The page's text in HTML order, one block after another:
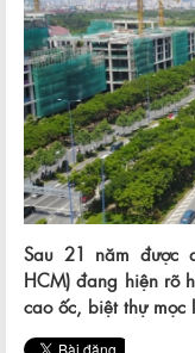
Sau 21 năm được
HCM) đang hiện rõ
cao ốc, biệt thự mọc